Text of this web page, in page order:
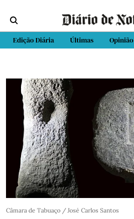
Edição Diária Últimas Opinião
Câmara de Tabuaço / José Carlos Santos